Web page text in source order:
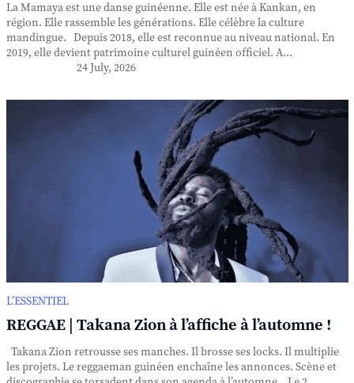
La Mamaya est une danse guinéenne. Elle est née à Kankan, en
région. Elle rassemble les générations. Elle célèbre la culture
mandingue. Depuis 2018, elle est reconnue au niveau national. En
2019, elle devient patrimoine culturel guinéen officiel. A...
24 July, 2026
L’ESSENTIEL
REGGAE | Takana Zion à l’affiche à l’automne !
Takana Zion retrousse ses manches. Il brosse ses locks. Il multiplie
les projets. Le reggaeman guinéen enchaîne les annonces. Scène et